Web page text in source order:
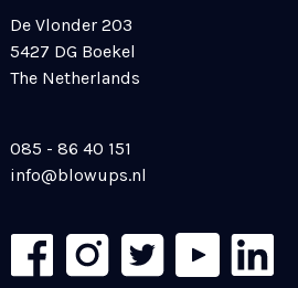
De Vlonder 203
5427 DG Boekel
The Netherlands
085 - 86 40 151
info@blowups.nl